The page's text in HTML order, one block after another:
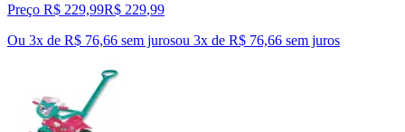
Preço R$ 229,99R$ 229,99
Ou 3x de R$ 76,66 sem jurosou 3x de R$ 76,66 sem juros